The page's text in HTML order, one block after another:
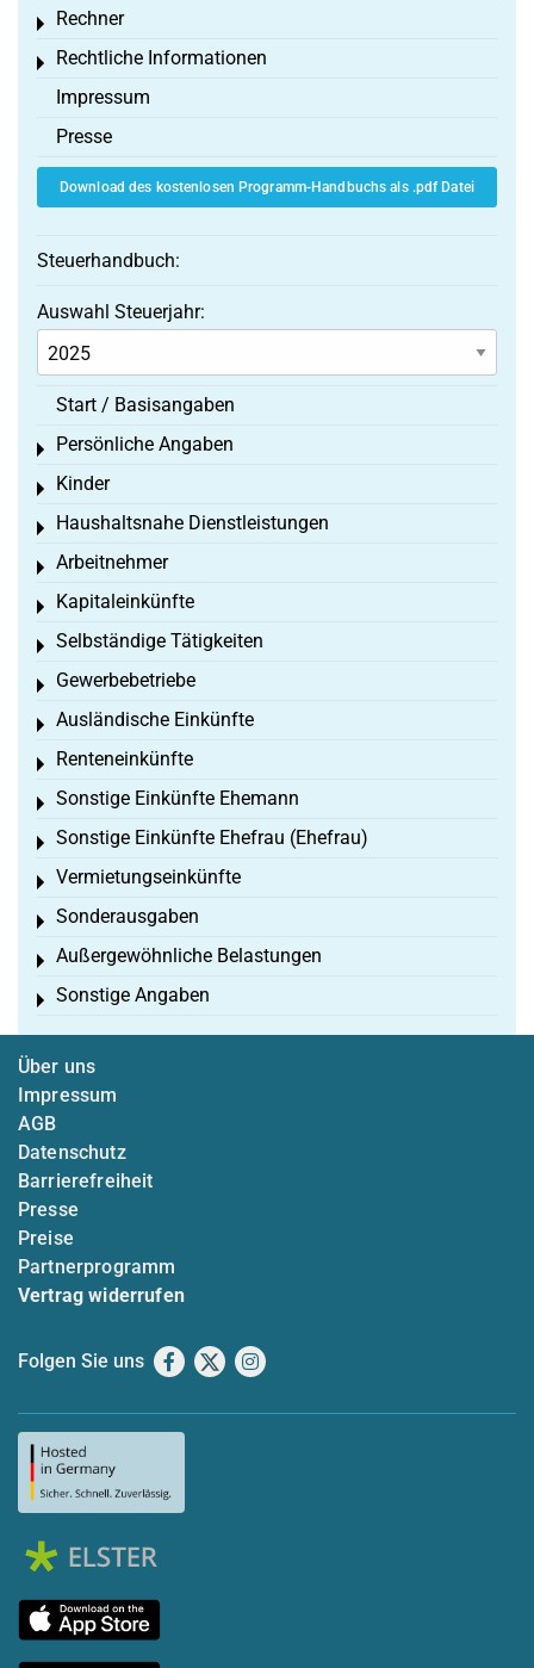
Rechner
Toggle menu
Rechtliche Informationen
Toggle menu
Impressum
Presse
Download des kostenlosen Programm-Handbuchs als .pdf Datei
Steuerhandbuch:
Auswahl Steuerjahr:
Start / Basisangaben
Persönliche Angaben
Toggle menu
Kinder
Toggle menu
Haushaltsnahe Dienstleistungen
Toggle menu
Arbeitnehmer
Toggle menu
Kapitaleinkünfte
Toggle menu
Selbständige Tätigkeiten
Toggle menu
Gewerbebetriebe
Toggle menu
Ausländische Einkünfte
Toggle menu
Renteneinkünfte
Toggle menu
Sonstige Einkünfte Ehemann
Toggle menu
Sonstige Einkünfte Ehefrau (Ehefrau)
Toggle menu
Vermietungseinkünfte
Toggle menu
Sonderausgaben
Toggle menu
Außergewöhnliche Belastungen
Toggle menu
Sonstige Angaben
Toggle menu
Über uns
Impressum
AGB
Datenschutz
Barrierefreiheit
Presse
Preise
Partnerprogramm
Vertrag widerrufen
Folgen Sie uns Facebook
X Instagram